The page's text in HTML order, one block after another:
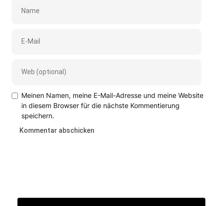
Meinen Namen, meine E-Mail-Adresse und meine Website
in diesem Browser für die nächste Kommentierung
speichern.